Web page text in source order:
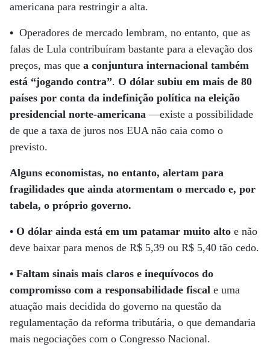
americana para restringir a alta.
• Operadores de mercado lembram, no entanto, que as
falas de Lula contribuíram bastante para a elevação dos
preços, mas que a conjuntura internacional também
está “jogando contra”. O dólar subiu em mais de 80
países por conta da indefinição política na eleição
presidencial norte-americana —existe a possibilidade
de que a taxa de juros nos EUA não caia como o
previsto.
Alguns economistas, no entanto, alertam para
fragilidades que ainda atormentam o mercado e, por
tabela, o próprio governo.
• O dólar ainda está em um patamar muito alto e não
deve baixar para menos de R$ 5,39 ou R$ 5,40 tão cedo.
• Faltam sinais mais claros e inequívocos do
compromisso com a responsabilidade fiscal e uma
atuação mais decidida do governo na questão da
regulamentação da reforma tributária, o que demandaria
mais negociações com o Congresso Nacional.